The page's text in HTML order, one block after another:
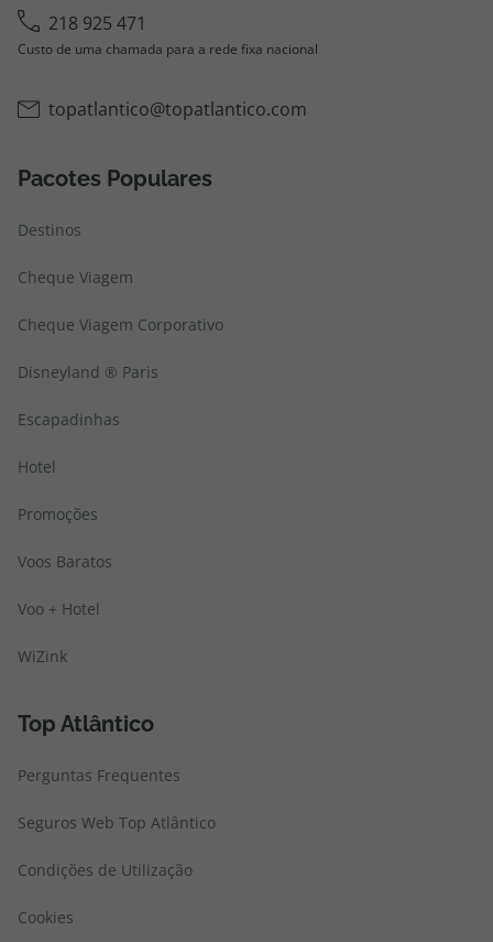
218 925 471
Custo de uma chamada para a rede fixa nacional
topatlantico@topatlantico.com
Pacotes Populares
Destinos
Cheque Viagem
Cheque Viagem Corporativo
Disneyland ® Paris
Escapadinhas
Hotel
Promoções
Voos Baratos
Voo + Hotel
WiZink
Top Atlântico
Perguntas Frequentes
Seguros Web Top Atlântico
Condições de Utilização
Cookies